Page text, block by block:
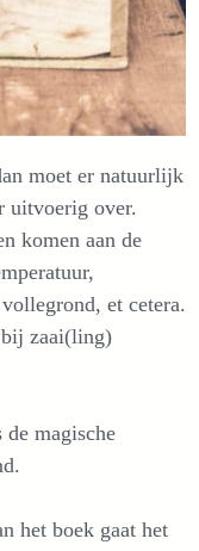
moet er natuurlijk
uitvoerig over.
komen aan de
et cetera.
bij zaai(ling)
magische
het boek gaat het